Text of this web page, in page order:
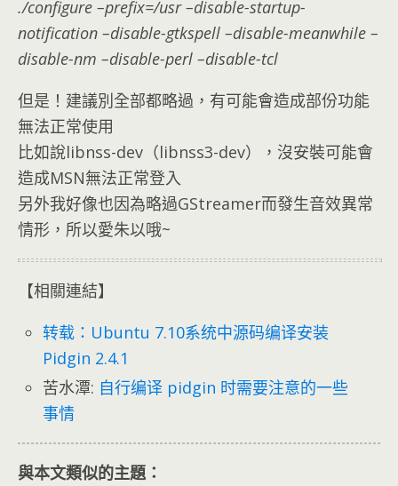
./configure –prefix=/usr –disable-startup-
notification –disable-gtkspell –disable-meanwhile –
disable-nm –disable-perl –disable-tcl
但是！建議別全部都略過，有可能會造成部份功能
無法正常使用
比如說libnss-dev（libnss3-dev），沒安裝可能會
造成MSN無法正常登入
另外我好像也因為略過GStreamer而發生音效異常
情形，所以愛朱以哦~
【相關連結】
转载：Ubuntu 7.10系统中源码编译安装
Pidgin 2.4.1
苦水潭: 自行编译 pidgin 时需要注意的一些
事情
與本文類似的主題：